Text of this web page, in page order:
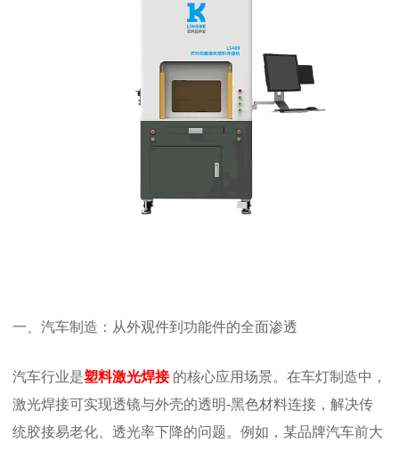
一、汽车制造：从外观件到功能件的全面渗透
汽车行业是塑料激光焊接 的核心应用场景。在车灯制造中，
激光焊接可实现透镜与外壳的透明-黑色材料连接，解决传
统胶接易老化、透光率下降的问题。例如，某品牌汽车前大